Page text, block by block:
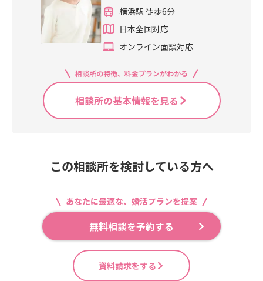
横浜駅 徒歩6分
日本全国対応
オンライン面談対応
相談所の特徴、料金プランがわかる
相談所の基本情報を見る
この相談所を検討している方へ
あなたに最適な、婚活プランを提案
無料相談を予約する
資料請求をする